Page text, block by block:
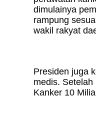
dimulainya
rampung
wakil rakyat
Presiden juga
medis.
Kanker 10